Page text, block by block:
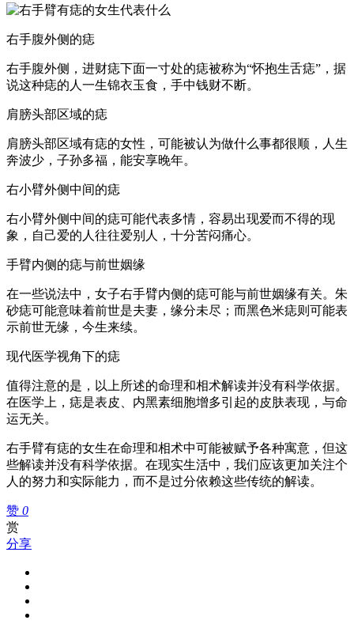
右手腹外侧的痣
右手腹外侧，进财痣下面一寸处的痣被称为“怀抱生舌痣”，据
说这种痣的人一生锦衣玉食，手中钱财不断。
肩膀头部区域的痣
肩膀头部区域有痣的女性，可能被认为做什么事都很顺，人生
奔波少，子孙多福，能安享晚年。
右小臂外侧中间的痣
右小臂外侧中间的痣可能代表多情，容易出现爱而不得的现
象，自己爱的人往往爱别人，十分苦闷痛心。
手臂内侧的痣与前世姻缘
在一些说法中，女子右手臂内侧的痣可能与前世姻缘有关。朱
砂痣可能意味着前世是夫妻，缘分未尽；而黑色米痣则可能表
示前世无缘，今生来续。
现代医学视角下的痣
值得注意的是，以上所述的命理和相术解读并没有科学依据。
在医学上，痣是表皮、内黑素细胞增多引起的皮肤表现，与命
运无关。
右手臂有痣的女生在命理和相术中可能被赋予各种寓意，但这
些解读并没有科学依据。在现实生活中，我们应该更加关注个
人的努力和实际能力，而不是过分依赖这些传统的解读。
赞 0
赏
分享